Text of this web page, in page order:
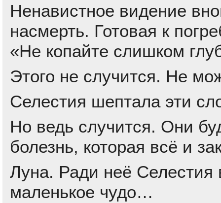
Ненавистное видение
насмерть. Готовая к
«Не копайте слишком
Этого не случится. Не
Селестия шептала эти
Но ведь случится. Они
болезнь, которая всё и
Луна. Ради неё Селестия
маленькое чудо…